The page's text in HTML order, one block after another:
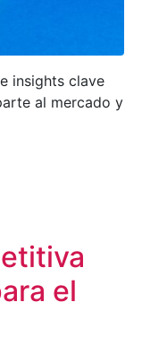
insights clave
al mercado y
el